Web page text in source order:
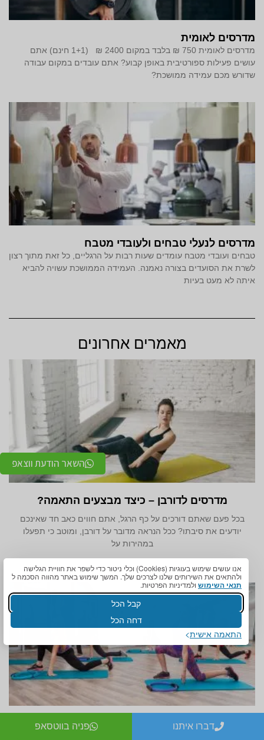
אנו עושים שימוש בעוגיות (Cookies) וכלי ניטור כדי לשפר את חוויית הגלישה
ולהתאים את השירותים שלנו לצרכים שלך. המשך שימוש באתר מהווה הסכמה ל
תנאי השימוש ולמדיניות הפרטיות.
קבל הכל
דחה הכל
התאמה אישית
מדרסים לאומית
מדרסים לאומית 750 ₪ בלבד במקום 2400 ₪ (1+1 חינם) אתם
עושים פעילות ספורטיבית באופן קבוע? אתם עובדים במקום עבודה
שדורש מכם עמידה ממושכת?
מדרסים לנעלי טבחים ולעובדי מטבח
טבחים ועובדי מטבח עומדים שעות רבות על הרגליים, כל זאת מתוך רצון
לשרת את הסועדים בצורה נאמנה. העמידה הממושכת עשויה להביא
איתה לא מעט בעיות
מאמרים אחרונים
מדרסים לדורבן – כיצד מבצעים התאמה?
בכל פעם שאתם דורכים על כף הרגל, אתם חווים כאב חד שאינכם
יודעים את סיבתו? ככל הנראה מדובר על דורבן, ומוטב כי תפעלו
במהירות על
מדרסים לספורטאיםדברו איתנו פניה בווטסאפ
השאר הודעת ווצאפ